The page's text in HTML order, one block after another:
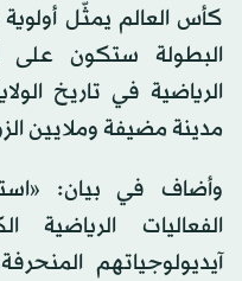
كأس العالم يمثّل
البطولة ستكون على
الرياضية في تاريخ
مدينة مضيفة وملايين
وأضاف في بيان:
الفعاليات
آيديولوجياتهم